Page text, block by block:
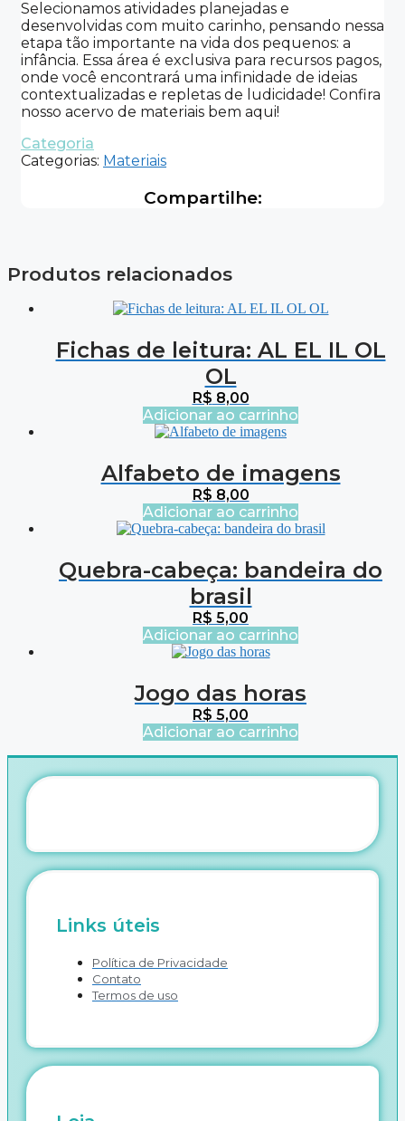
Selecionamos atividades planejadas e
desenvolvidas com muito carinho, pensando nessa
etapa tão importante na vida dos pequenos: a
infância. Essa área é exclusiva para recursos pagos,
onde você encontrará uma infinidade de ideias
contextualizadas e repletas de ludicidade! Confira
nosso acervo de materiais bem aqui!
Categoria
Categorias: Materiais
Compartilhe:
Produtos relacionados
Fichas de leitura: AL EL IL OL
OL
R$ 8,00
Adicionar ao carrinho
Alfabeto de imagens
R$ 8,00
Adicionar ao carrinho
Quebra-cabeça: bandeira do
brasil
R$ 5,00
Adicionar ao carrinho
Jogo das horas
R$ 5,00
Adicionar ao carrinho
Links úteis
Política de Privacidade
Contato
Termos de uso